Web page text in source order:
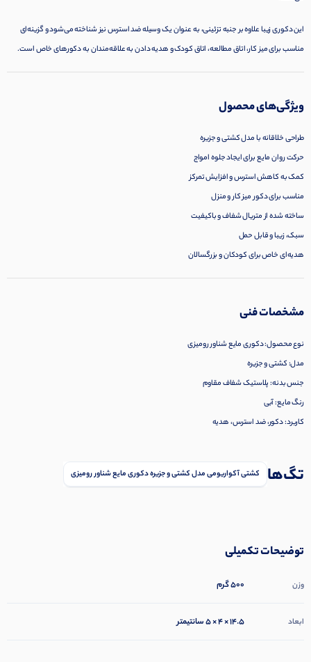
این دکوری زیبا علاوه بر جنبه تزئینی، به عنوان یک وسیله ضد استرس نیز شناخته می‌شود و گزینه‌ای
مناسب برای میز کار، اتاق مطالعه، اتاق کودک و هدیه دادن به علاقه‌مندان به دکورهای خاص است.
ویژگی‌های محصول
طراحی خلاقانه با مدل کشتی و جزیره
حرکت روان مایع برای ایجاد جلوه امواج
کمک به کاهش استرس و افزایش تمرکز
مناسب برای دکور میز کار و منزل
ساخته شده از متریال شفاف و باکیفیت
سبک، زیبا و قابل حمل
هدیه‌ای خاص برای کودکان و بزرگسالان
مشخصات فنی
نوع محصول: دکوری مایع شناور رومیزی
مدل: کشتی و جزیره
جنس بدنه: پلاستیک شفاف مقاوم
رنگ مایع: آبی
کاربرد: دکور، ضد استرس، هدیه
تگ‌ها کشتی آکواریومی مدل کشتی و جزیره دکوری مایع شناور رومیزی
توضیحات تکمیلی
وزن 500 گرم
ابعاد 14.5 × 4 × 5 سانتیمتر